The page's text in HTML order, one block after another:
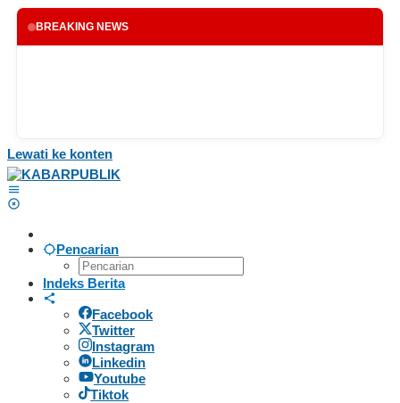
BREAKING NEWS
Lewati ke konten
Pencarian
Indeks Berita
Facebook
Twitter
Instagram
Linkedin
Youtube
Tiktok